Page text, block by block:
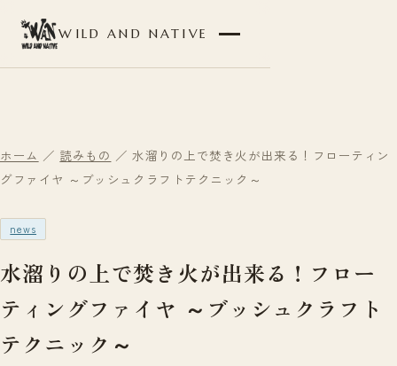
WILD AND NATIVE
ホーム ／ 読みもの ／ 水溜りの上で焚き火が出来る！フローティン
グファイヤ ～ブッシュクラフトテクニック～
news
水溜りの上で焚き火が出来る！フロー
ティングファイヤ ～ブッシュクラフト
テクニック～